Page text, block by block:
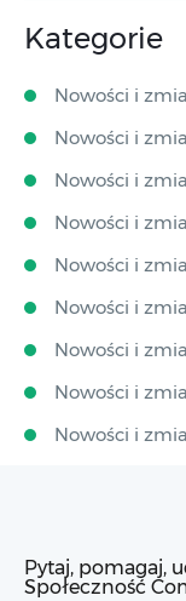
Kategorie
Nowości i
Nowości i
Nowości i
Nowości i
Nowości i
Nowości i
Nowości i
Nowości i
Nowości i
Pytaj, pomagaj,
Społeczność